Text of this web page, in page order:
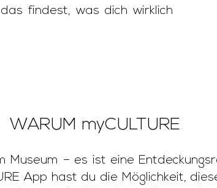
findest, was dich wirklich
WARUM myCULTURE
Museum – es ist eine
App hast du die Möglichkeit,